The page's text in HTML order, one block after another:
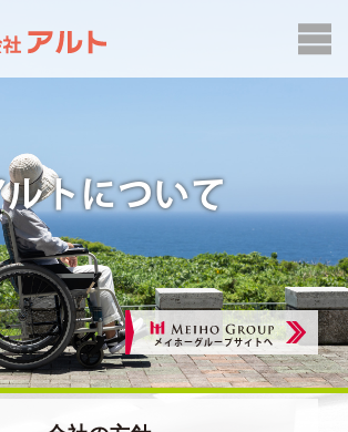
ルトについて
メイホーグループサイトへ